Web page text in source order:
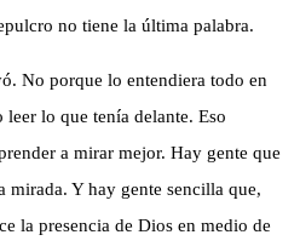
no tiene la última palabra.
No porque lo entendiera todo en
leer lo que tenía delante. Eso
a mirar mejor. Hay gente que
mirada. Y hay gente sencilla que,
la presencia de Dios en medio de